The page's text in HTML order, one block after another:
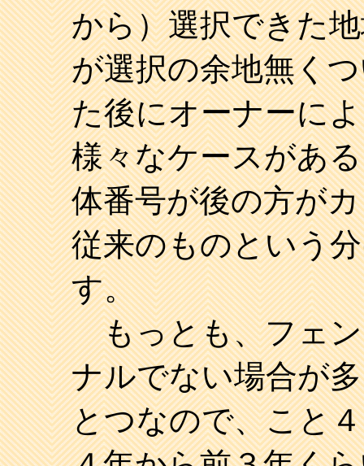
から）選択できた
が選択の余地無く
た後にオーナーに
様々なケースがあ
体番号が後の方が
従来のものという
す。
もっとも、フェン
ナルでない場合が
とつなので、こと